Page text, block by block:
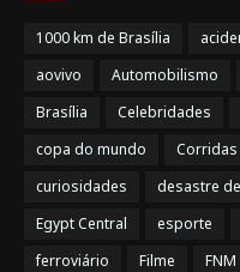
1000 km de Brasília
aovivo
Automobilismo
Brasília
Celebridades
copa do mundo
Corridas
curiosidades
desastre
Egypt Central
esporte
ferroviário
Filme